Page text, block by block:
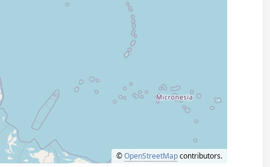
©OpenStreetMapcontributors.